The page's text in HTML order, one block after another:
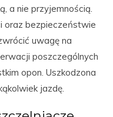
a nie przyjemnością.
oraz bezpieczeństwie
uwagę na
poszczególnych
opon. Uszkodzona
jazdę.